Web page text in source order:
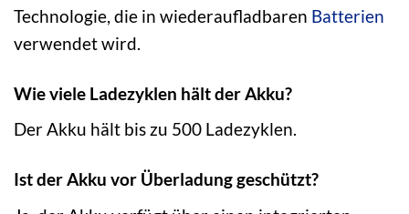
Technologie, die in wiederaufladbaren Batterien
verwendet wird.
Wie viele Ladezyklen hält der Akku?
Der Akku hält bis zu 500 Ladezyklen.
Ist der Akku vor Überladung geschützt?